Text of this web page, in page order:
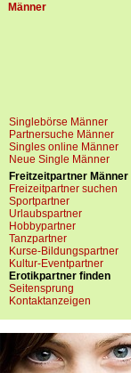
Männer
Singlebörse Männer
Partnersuche Männer
Singles online Männer
Neue Single Männer
Freitzeitpartner Männer
Freizeitpartner suchen
Sportpartner
Urlaubspartner
Hobbypartner
Tanzpartner
Kurse-Bildungspartner
Kultur-Eventpartner
Erotikpartner finden
Seitensprung
Kontaktanzeigen